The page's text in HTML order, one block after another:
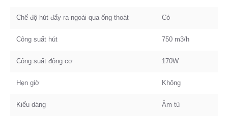
Chế độ hút đẩy ra ngoài qua ống thoát Có
Công suất hút 750 m3/h
Công suất động cơ 170W
Hẹn giờ Không
Kiểu dáng Âm tủ